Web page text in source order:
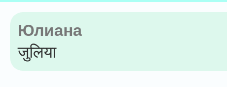
Юлиана
जुलिया